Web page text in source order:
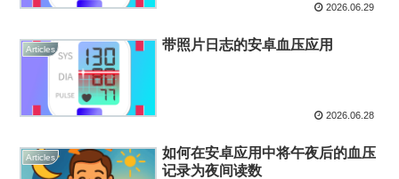
2026.06.29
Articles 带照片日志的安卓血压应用
2026.06.28
Articles
如何在安卓应用中将午夜后的血压
记录为夜间读数